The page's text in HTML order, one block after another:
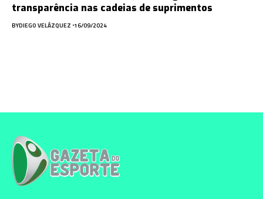
transparência nas cadeias de suprimentos
BYDIEGO VELÁZQUEZ 16/09/2024